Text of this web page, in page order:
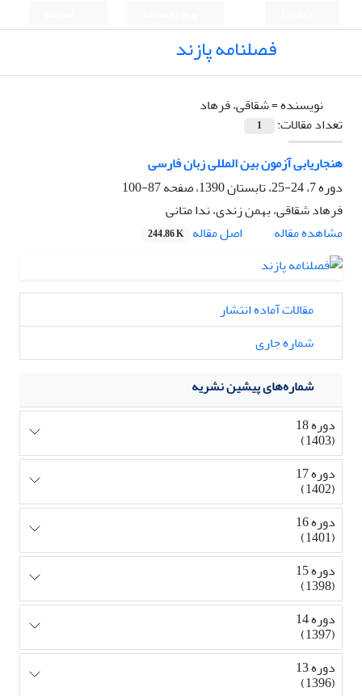
فصلنامه پازند
نویسنده =شقاقی، فرهاد
تعداد مقالات:
1
هنجاریابی آزمون بین المللی زبان فارسی
دوره 7، 24-25، تابستان 1390، صفحه
87-100
فرهاد شقاقی، بهمن زندی، ندا متانی
مشاهده مقاله
اصل مقاله 244.86 K
مقالات آماده انتشار
شماره جاری
شماره‌های پیشین نشریه
دوره 18
(1403)
دوره 17
(1402)
دوره 16
(1401)
دوره 15
(1398)
دوره 14
(1397)
دوره 13
(1396)